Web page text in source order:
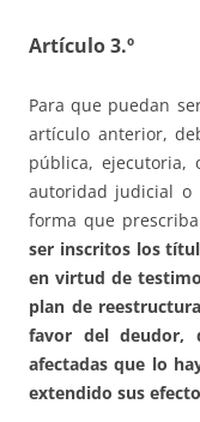
Artículo 3.º
Para que puedan
artículo anterior,
pública, ejecutoria,
autoridad judicial o
forma que
ser inscritos los
en virtud de
plan de
favor del deudor,
afectadas que lo
extendido sus